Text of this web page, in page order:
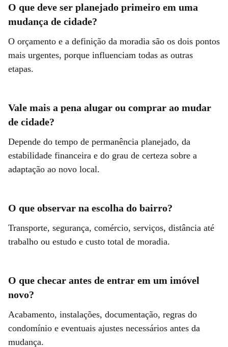
O que deve ser planejado primeiro em uma
mudança de cidade?
O orçamento e a definição da moradia são os dois pontos
mais urgentes, porque influenciam todas as outras
etapas.
Vale mais a pena alugar ou comprar ao mudar
de cidade?
Depende do tempo de permanência planejado, da
estabilidade financeira e do grau de certeza sobre a
adaptação ao novo local.
O que observar na escolha do bairro?
Transporte, segurança, comércio, serviços, distância até
trabalho ou estudo e custo total de moradia.
O que checar antes de entrar em um imóvel
novo?
Acabamento, instalações, documentação, regras do
condomínio e eventuais ajustes necessários antes da
mudança.